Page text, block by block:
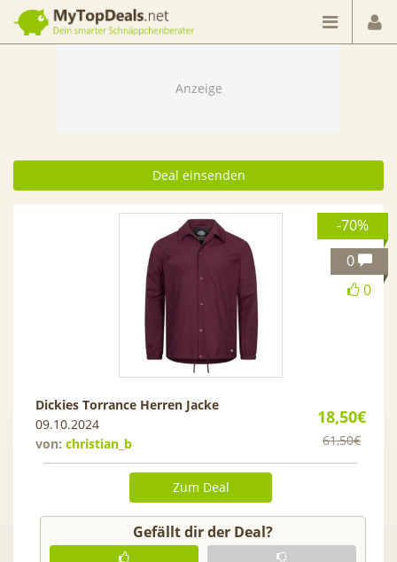
Dein smarter Schnäppchenberater
Deal einsenden
-70%
0
0
18,50€
61,50€
Dickies Torrance Herren Jacke
09.10.2024
von: christian_b
Zum Deal
Gefällt dir der Deal?